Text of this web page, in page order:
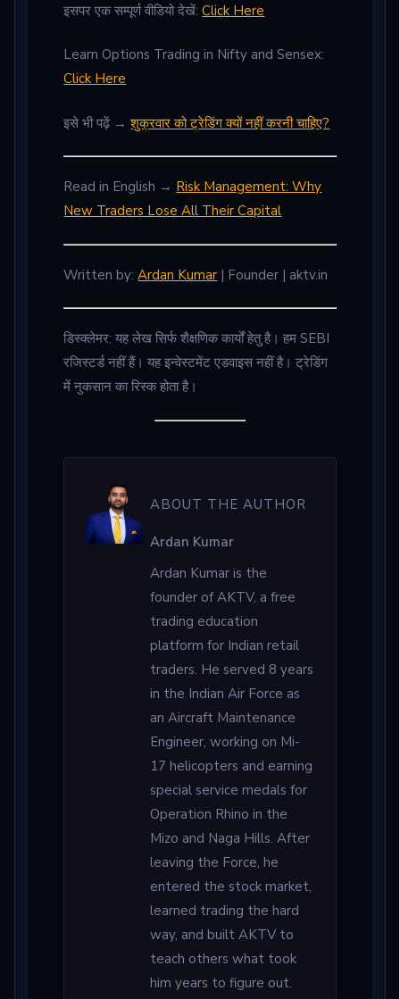
इसपर एक सम्पूर्ण वीडियो देखें:Click Here
Learn Options Trading in Nifty and Sensex:
Click Here
इसे भी पढ़ें →शुक्रवार को ट्रेडिंग क्यों नहीं करनी चाहिए?
Read in English → Risk Management: Why
New Traders Lose All Their Capital
Written by:Ardan Kumar | Founder | aktv.in
डिस्क्लेमर: यह लेख सिर्फ शैक्षणिक कार्यों हेतु है। हम SEBI
रजिस्टर्ड नहीं हैं। यह इन्वेस्टमेंट एडवाइस नहीं है। ट्रेडिंग
में नुकसान का रिस्क होता है।
ABOUT THE AUTHOR
Ardan Kumar
Ardan Kumar is the
founder of AKTV, a free
trading education
platform for Indian retail
traders. He served 8 years
in the Indian Air Force as
an Aircraft Maintenance
Engineer, working on Mi-
17 helicopters and earning
special service medals for
Operation Rhino in the
Mizo and Naga Hills. After
leaving the Force, he
entered the stock market,
learned trading the hard
way, and built AKTV to
teach others what took
him years to figure out.